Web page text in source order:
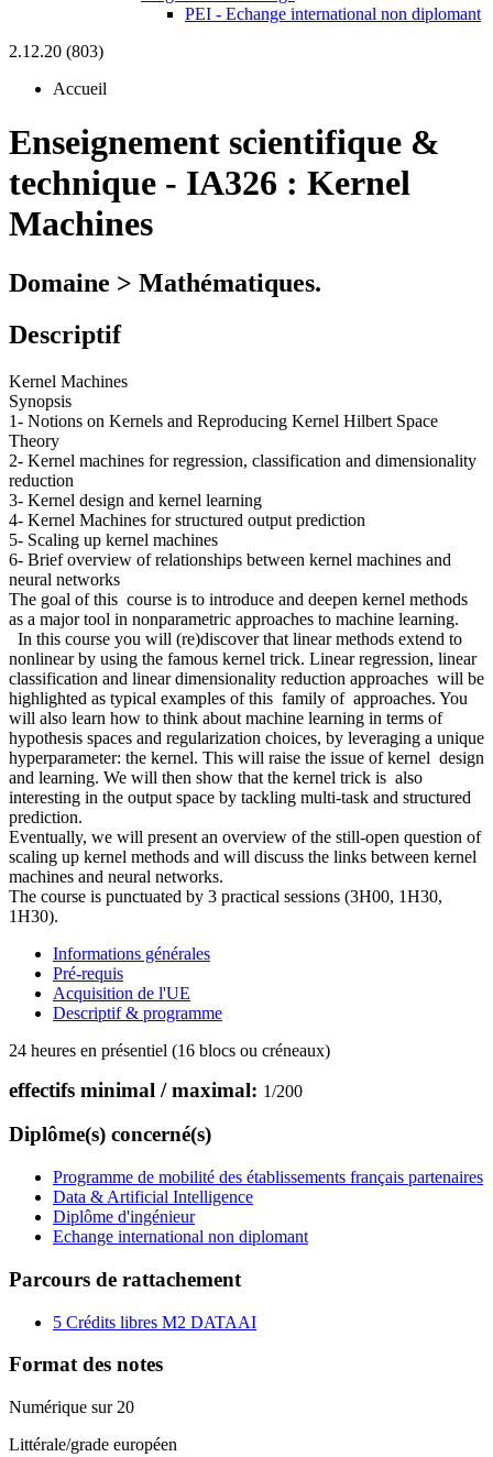
PEI - Echange international non diplomant
2.12.20 (803)
Accueil
Enseignement scientifique &
technique - IA326 : Kernel
Machines
Domaine > Mathématiques.
Descriptif
Kernel Machines
Synopsis
1- Notions on Kernels and Reproducing Kernel Hilbert Space
Theory
2- Kernel machines for regression, classification and dimensionality
reduction
3- Kernel design and kernel learning
4- Kernel Machines for structured output prediction
5- Scaling up kernel machines
6- Brief overview of relationships between kernel machines and
neural networks
The goal of this course is to introduce and deepen kernel methods
as a major tool in nonparametric approaches to machine learning.
In this course you will (re)discover that linear methods extend to
nonlinear by using the famous kernel trick. Linear regression, linear
classification and linear dimensionality reduction approaches will be
highlighted as typical examples of this family of approaches. You
will also learn how to think about machine learning in terms of
hypothesis spaces and regularization choices, by leveraging a unique
hyperparameter: the kernel. This will raise the issue of kernel design
and learning. We will then show that the kernel trick is also
interesting in the output space by tackling multi-task and structured
prediction.
Eventually, we will present an overview of the still-open question of
scaling up kernel methods and will discuss the links between kernel
machines and neural networks.
The course is punctuated by 3 practical sessions (3H00, 1H30,
1H30).
Informations générales
Pré-requis
Acquisition de l'UE
Descriptif & programme
24 heures en présentiel (16 blocs ou créneaux)
effectifs minimal / maximal: 1/200
Diplôme(s) concerné(s)
Programme de mobilité des établissements français partenaires
Data & Artificial Intelligence
Diplôme d'ingénieur
Echange international non diplomant
Parcours de rattachement
5 Crédits libres M2 DATAAI
Format des notes
Numérique sur 20
Littérale/grade européen